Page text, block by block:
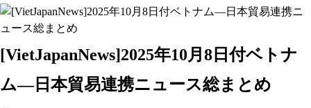
[VietJapanNews]2025年10月8日付ベトナ
ム―日本貿易連携ニュース総まとめ